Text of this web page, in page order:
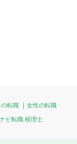
転職
女性の転職
ビ転職 税理士